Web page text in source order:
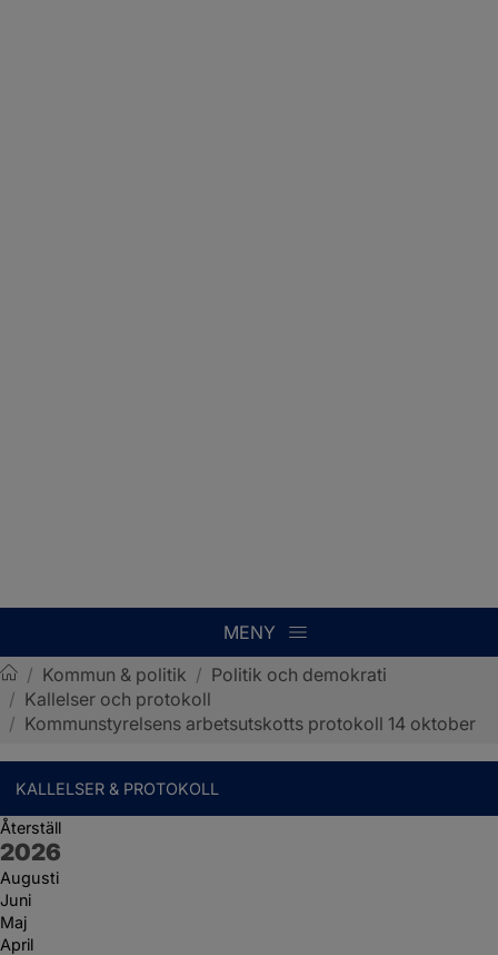
MENY
Sotenäs kommun
/ Kommun & politik / Politik och demokrati
/ Kallelser och protokoll
/ Kommunstyrelsens arbetsutskotts protokoll 14 oktober
KALLELSER & PROTOKOLL
Återställ
År:
2026
Augusti
Juni
Maj
April